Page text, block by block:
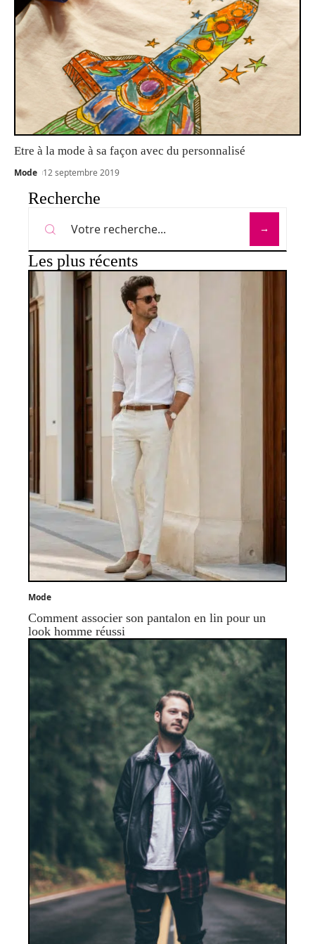
Etre à la mode à sa façon avec du personnalisé
Mode 12 septembre 2019
Recherche
Les plus récents
Mode
Comment associer son pantalon en lin pour un
look homme réussi